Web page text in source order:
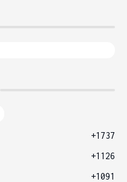
+1737
+1126
+1091